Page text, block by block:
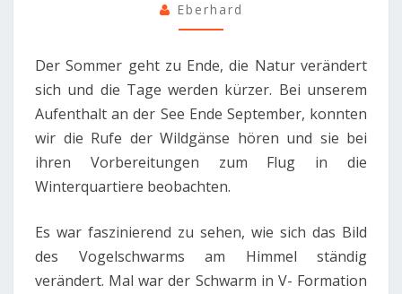
FLIEGEN
Eberhard
Der Sommer geht zu Ende, die Natur verändert
sich und die Tage werden kürzer. Bei unserem
Aufenthalt an der See Ende September, konnten
wir die Rufe der Wildgänse hören und sie bei
ihren Vorbereitungen zum Flug in die
Winterquartiere beobachten.
Es war faszinierend zu sehen, wie sich das Bild
des Vogelschwarms am Himmel ständig
verändert. Mal war der Schwarm in V- Formation